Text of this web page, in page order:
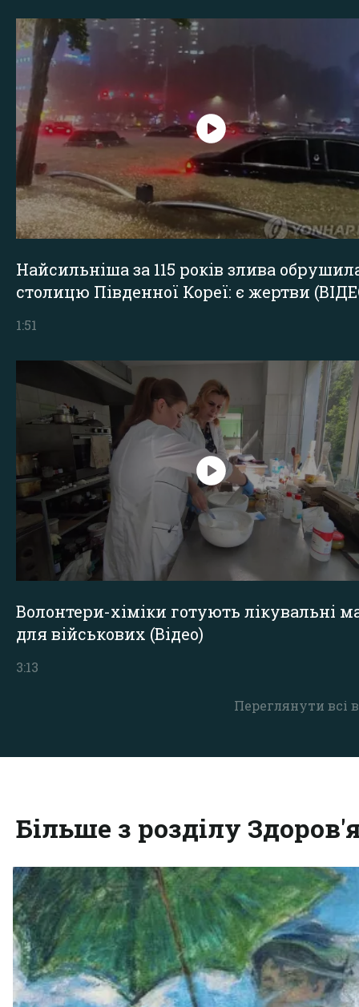
Переглянути всі
Найсильніша за 115 років злива
столицю Південної Кореї: є жертви
1:51
Волонтери-хіміки готують лікувальні
для військових (Відео)
3:13
Більше з розділу